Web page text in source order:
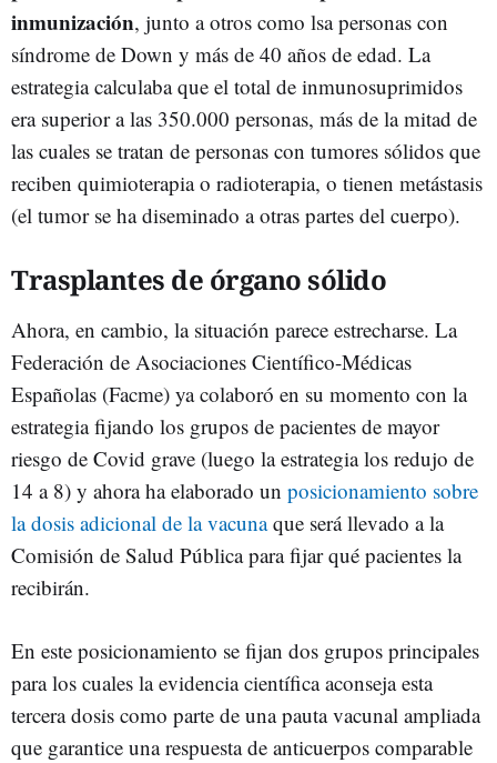
inmunización, junto a otros como lsa personas con
síndrome de Down y más de 40 años de edad. La
estrategia calculaba que el total de inmunosuprimidos
era superior a las 350.000 personas, más de la mitad de
las cuales se tratan de personas con tumores sólidos que
reciben quimioterapia o radioterapia, o tienen metástasis
(el tumor se ha diseminado a otras partes del cuerpo).
Trasplantes de órgano sólido
Ahora, en cambio, la situación parece estrecharse. La
Federación de Asociaciones Científico-Médicas
Españolas (Facme) ya colaboró en su momento con la
estrategia fijando los grupos de pacientes de mayor
riesgo de Covid grave (luego la estrategia los redujo de
14 a 8) y ahora ha elaborado un posicionamiento sobre
la dosis adicional de la vacunaque será llevado a la
Comisión de Salud Pública para fijar qué pacientes la
recibirán.
En este posicionamiento se fijan dos grupos principales
para los cuales la evidencia científica aconseja esta
tercera dosis como parte de una pauta vacunal ampliada
que garantice una respuesta de anticuerpos comparable